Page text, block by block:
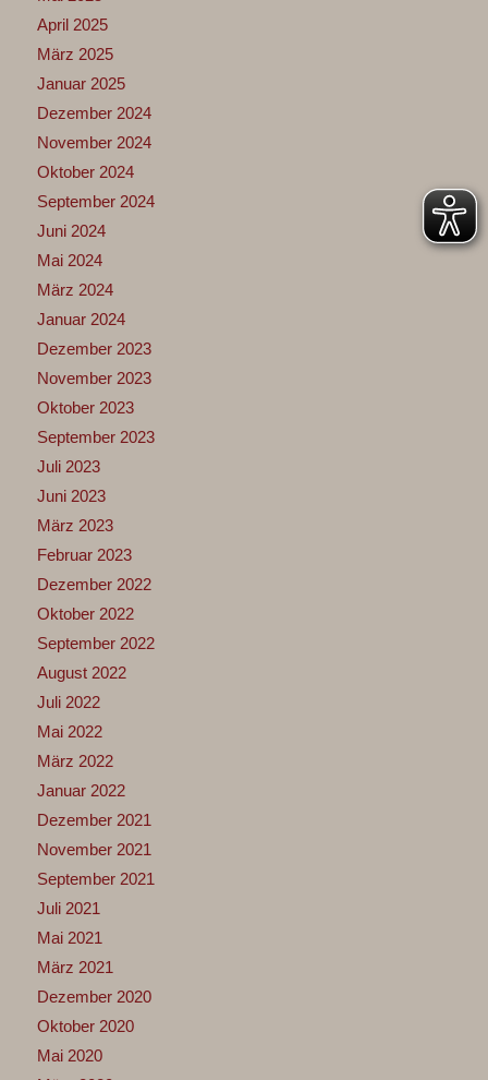
April 2025
März 2025
Januar 2025
Dezember 2024
November 2024
Oktober 2024
September 2024
Juni 2024
Mai 2024
März 2024
Januar 2024
Dezember 2023
November 2023
Oktober 2023
September 2023
Juli 2023
Juni 2023
März 2023
Februar 2023
Dezember 2022
Oktober 2022
September 2022
August 2022
Juli 2022
Mai 2022
März 2022
Januar 2022
Dezember 2021
November 2021
September 2021
Juli 2021
Mai 2021
März 2021
Dezember 2020
Oktober 2020
Mai 2020